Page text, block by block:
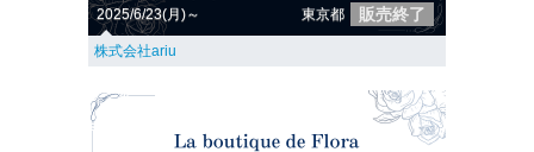
2025/6/23(月)～ 東京都 販売終了
株式会社ariu